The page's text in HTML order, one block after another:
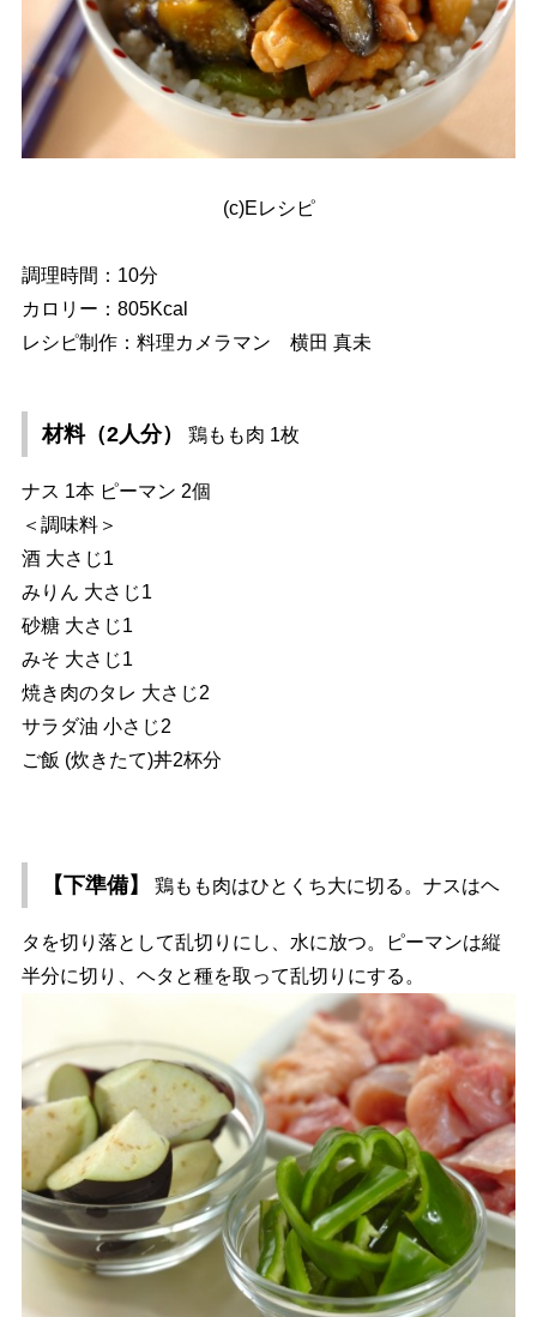
(c)Eレシピ
調理時間：10分
カロリー：805Kcal
レシピ制作：料理カメラマン 横田 真未
材料（2人分） 鶏もも肉 1枚
ナス 1本 ピーマン 2個
＜調味料＞
酒 大さじ1
みりん 大さじ1
砂糖 大さじ1
みそ 大さじ1
焼き肉のタレ 大さじ2
サラダ油 小さじ2
ご飯 (炊きたて)丼2杯分
【下準備】 鶏もも肉はひとくち大に切る。ナスはヘ
タを切り落として乱切りにし、水に放つ。ピーマンは縦
半分に切り、ヘタと種を取って乱切りにする。